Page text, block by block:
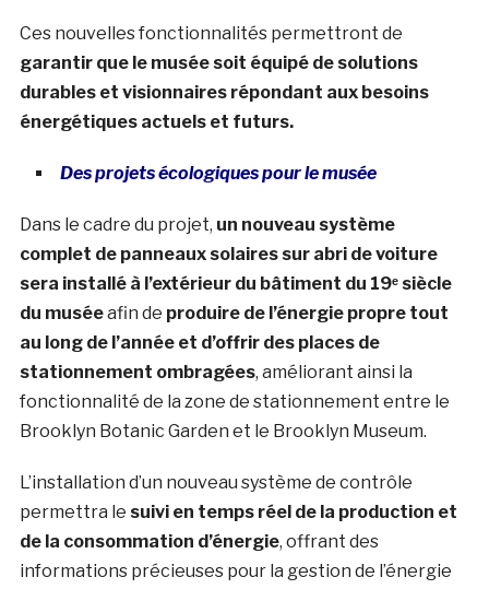
Ces nouvelles fonctionnalités permettront de
garantir que le musée soit équipé de solutions
durables et visionnaires répondant aux besoins
énergétiques actuels et futurs.
Des projets écologiques pour le musée
Dans le cadre du projet, un nouveau système
complet de panneaux solaires sur abri de voiture
sera installé à l’extérieur du bâtiment du 19ᵉ siècle
du muséeafin de produire de l’énergie propre tout
au long de l’année et d’offrir des places de
stationnement ombragées, améliorant ainsi la
fonctionnalité de la zone de stationnement entre le
Brooklyn Botanic Garden et le Brooklyn Museum.
L’installation d’un nouveau système de contrôle
permettra le suivi en temps réel de la production et
de la consommation d’énergie, offrant des
informations précieuses pour la gestion de l’énergie